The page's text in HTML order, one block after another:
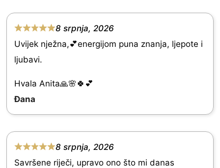
o
f
5
e
d
5
.
0
o
8 srpnja, 2026
Uvijek nježna,💕energijom puna znanja, ljepote i
ljubavi.
Hvala Anita🙏🌸🍀💕
Đana
8 srpnja, 2026
Savršene riječi, upravo ono što mi danas